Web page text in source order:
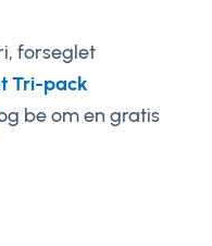
forseglet
Tri-pack
be om en gratis